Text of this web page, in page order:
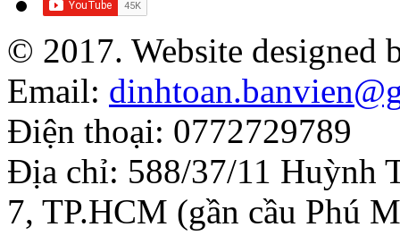
© 2017. Website designed
Email:
Điện thoại: 0772729789
Địa chỉ: 588/37/11 Huỳnh
7, TP.HCM (gần cầu Phú